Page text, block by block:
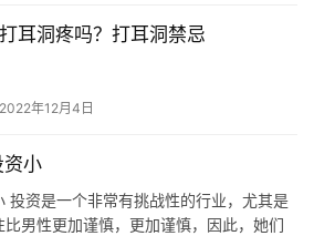
打耳洞疼吗？打耳洞禁忌
2022年12月4日
资小
投资是一个非常有挑战性的行业，尤其是
男性更加谨慎，更加谨慎，因此，她们